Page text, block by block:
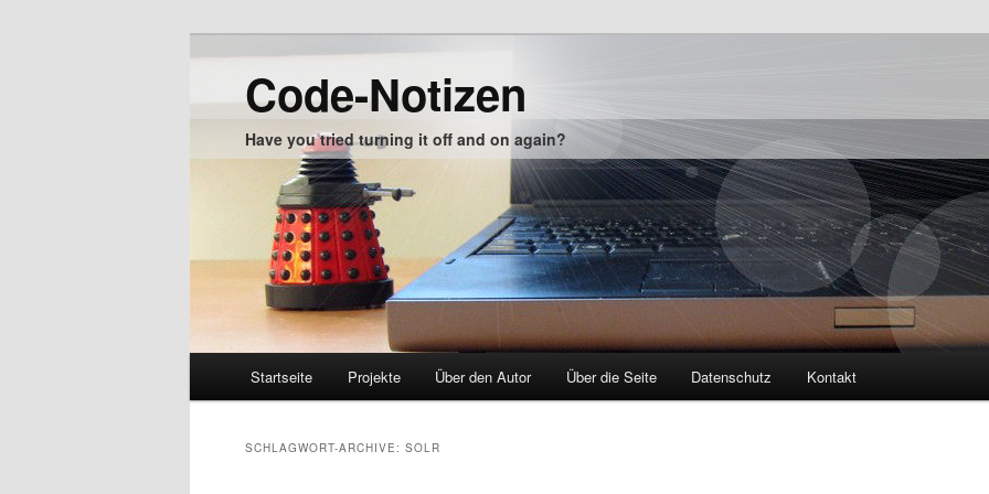
Code-Notizen
Have you tried turning it off and on again?
Zum
Startseite Projekte Über den Autor Über die Seite Datenschutz Kontakt
SCHLAGWORT-ARCHIVE: SOLR